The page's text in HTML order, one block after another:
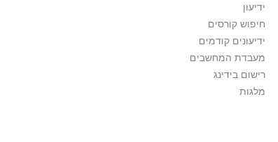
ידיעון
חיפוש קורסים
ידיעונים קודמים
מעבדת המחשבים
רישום בידינג
מלגות